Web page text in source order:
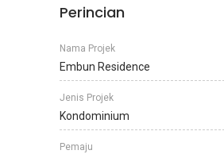
Perincian
Nama Projek
Embun Residence
Jenis Projek
Kondominium
Pemaju